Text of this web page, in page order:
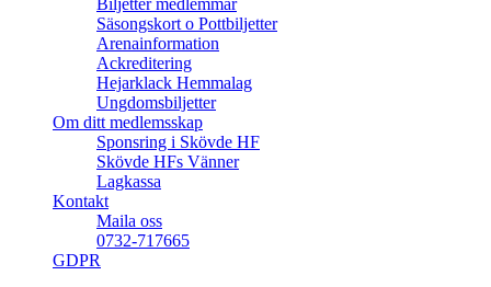
Biljetter medlemmar
Säsongskort o Pottbiljetter
Arenainformation
Ackreditering
Hejarklack Hemmalag
Ungdomsbiljetter
Om ditt medlemsskap
Sponsring i Skövde HF
Skövde HFs Vänner
Lagkassa
Kontakt
Maila oss
0732-717665
GDPR